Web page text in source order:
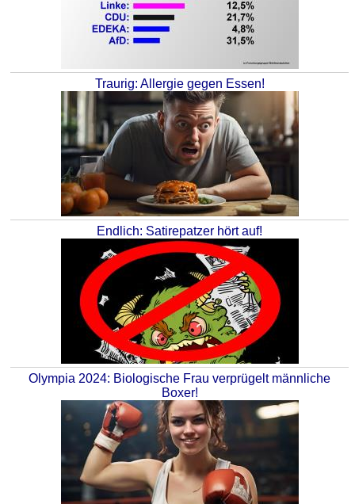
Traurig: Allergie gegen Essen!
Endlich: Satirepatzer hört auf!
Olympia 2024: Biologische Frau verprügelt männliche
Boxer!